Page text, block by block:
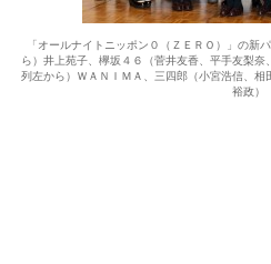
「オールナイトニッポン０（ＺＥＲＯ）」の
ら）井上苑子、欅坂４６（菅井友香、平手友梨
列左から）ＷＡＮＩＭＡ、三四郎（小宮浩信、
裕政）